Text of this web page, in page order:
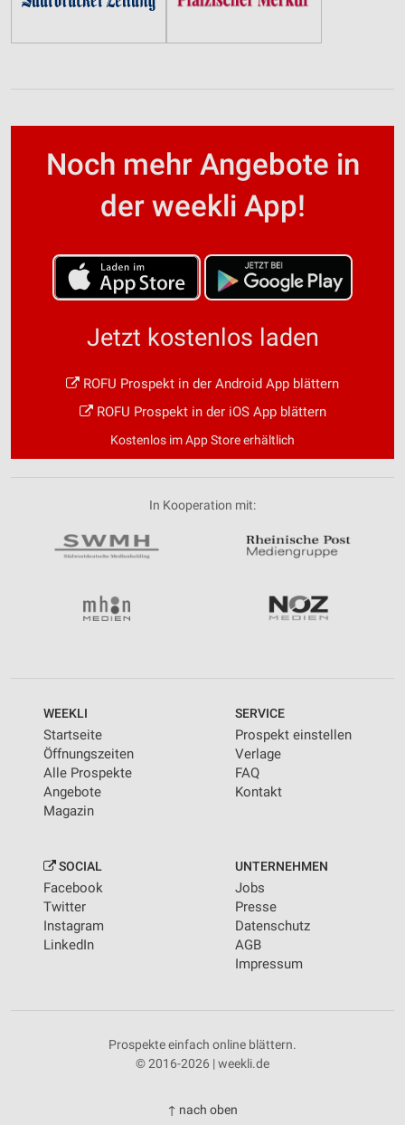
Noch mehr Angebote in
der weekli App!
Jetzt kostenlos laden
ROFU Prospekt in der Android App blättern
ROFU Prospekt in der iOS App blättern
Kostenlos im App Store erhältlich
In Kooperation mit:
WEEKLI
Startseite
Öffnungszeiten
Alle Prospekte
Angebote
Magazin
SERVICE
Prospekt einstellen
Verlage
FAQ
Kontakt
SOCIAL
Facebook
Twitter
Instagram
LinkedIn
UNTERNEHMEN
Jobs
Presse
Datenschutz
AGB
Impressum
Prospekte einfach online blättern.
© 2016-2026 | weekli.de
↑ nach oben